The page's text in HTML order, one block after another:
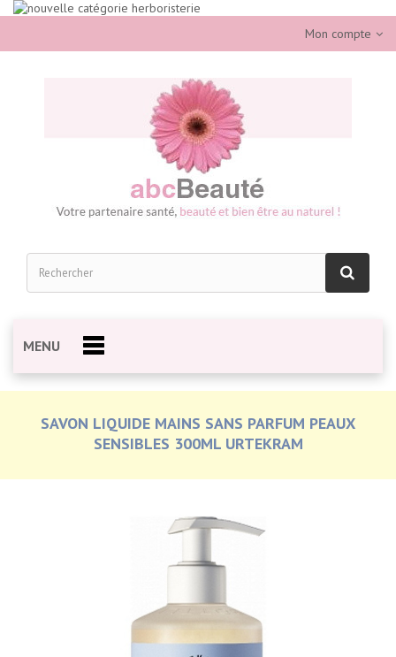
Mon compte
MENU
SAVON LIQUIDE MAINS SANS PARFUM PEAUX
SENSIBLES 300ML URTEKRAM